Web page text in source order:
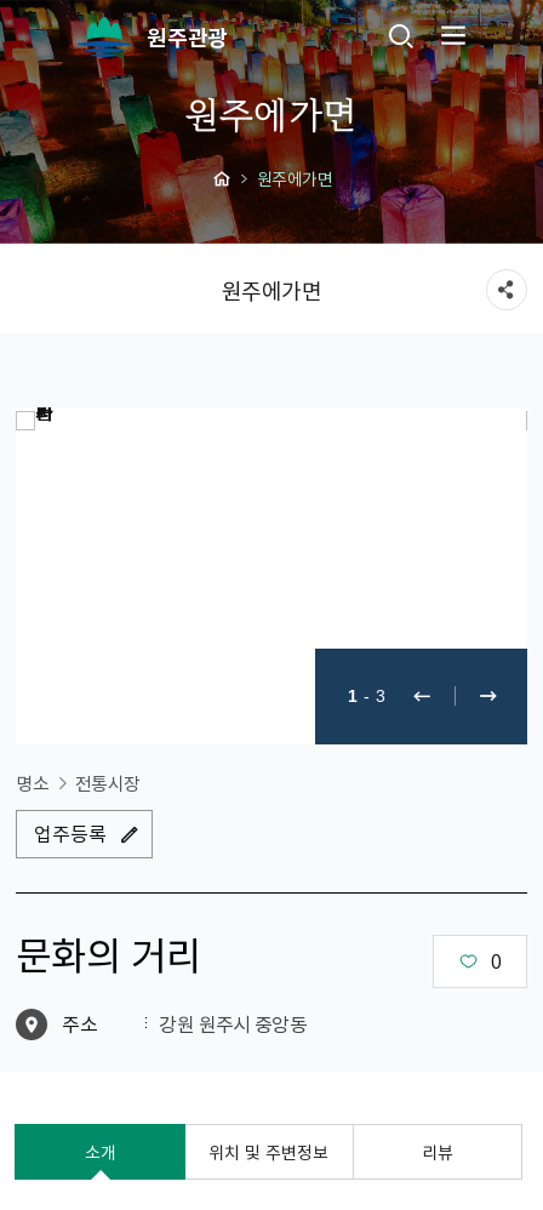
원주관광
원주에가면
원주에가면
원주에가면
1 - 3
명소 전통시장
업주등록
문화의 거리 0
주소 강원 원주시 중앙동
소개 위치 및 주변정보 리뷰